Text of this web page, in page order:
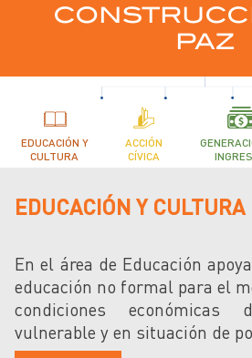
PAZ
EDUCACIÓN Y
CULTURA
ACCIÓN
CÍVICA
EDUCACIÓN Y CULTURA
En el área de Educación
educación no formal para el
condiciones
vulnerable y en situación de